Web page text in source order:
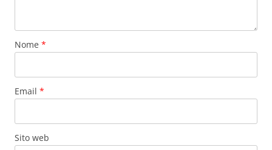
Nome *
Email *
Sito web